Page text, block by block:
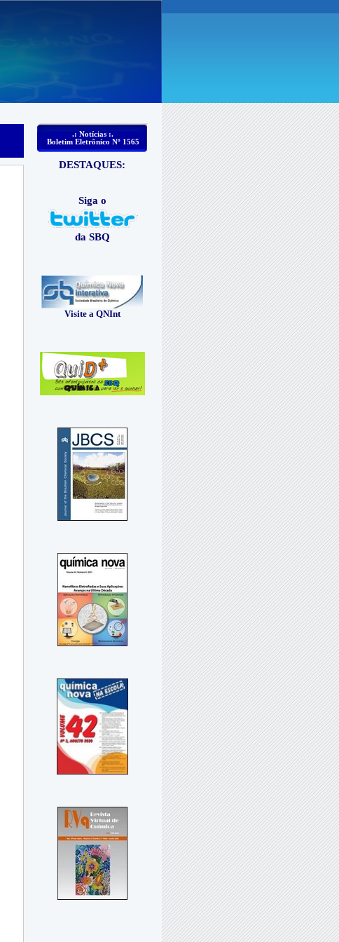
.: Notícias :.
Boletim Eletrônico Nº 1565
DESTAQUES:
Siga o
da SBQ
Visite a QNInt